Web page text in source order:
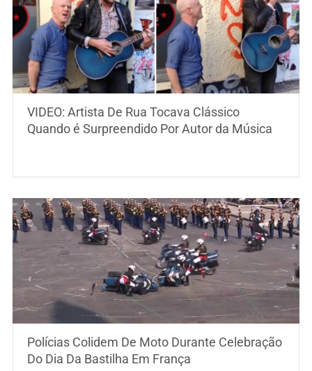
VIDEO: Artista De Rua Tocava Clássico
Quando é Surpreendido Por Autor da Música
Polícias Colidem De Moto Durante Celebração
Do Dia Da Bastilha Em França